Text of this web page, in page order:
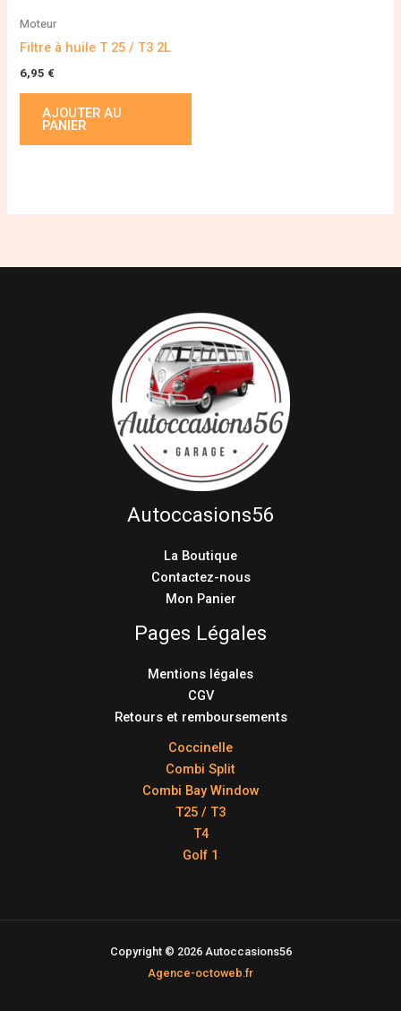
Moteur
Filtre à huile T 25 / T3 2L
6,95 €
AJOUTER AU
PANIER
Autoccasions56
La Boutique
Contactez-nous
Mon Panier
Pages Légales
Mentions légales
CGV
Retours et remboursements
Coccinelle
Combi Split
Combi Bay Window
T25 / T3
T4
Golf 1
Copyright © 2026 Autoccasions56
Agence-octoweb.fr